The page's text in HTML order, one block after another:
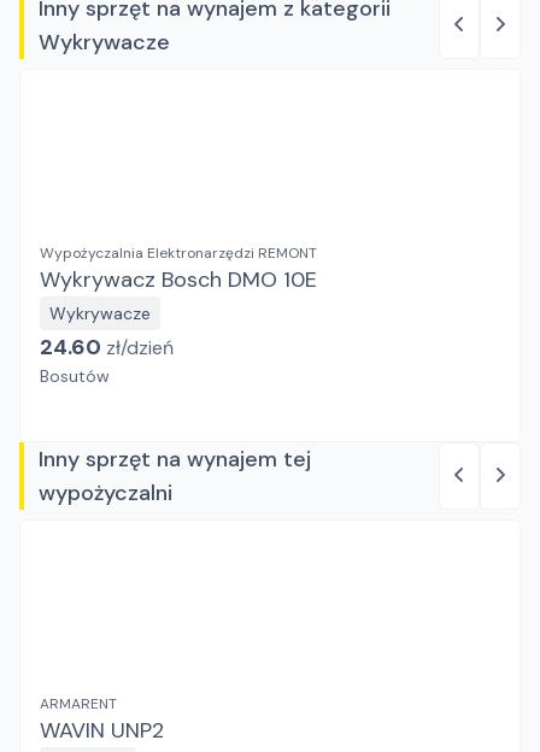
Inny sprzęt na wynajem z kategorii
Wykrywacze
Wypożyczalnia Elektronarzędzi REMONT
Wykrywacz Bosch DMO 10E
Wykrywacze
24.60 zł/dzień
Bosutów
Inny sprzęt na wynajem tej
wypożyczalni
ARMARENT
WAVIN UNP2